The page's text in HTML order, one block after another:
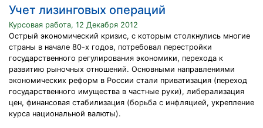
Учет лизинговых операций
Курсовая работа, 12 Декабря 2012
Острый экономический кризис, с которым столкнулись многие
страны в начале 80-х годов, потребовал перестройки
государственного регулирования экономики, перехода к
развитию рыночных отношений. Основными направлениями
экономических реформ в России стали приватизация (переход
государственного имущества в частные руки), либерализация
цен, финансовая стабилизация (борьба с инфляцией, укрепление
курса национальной валюты).